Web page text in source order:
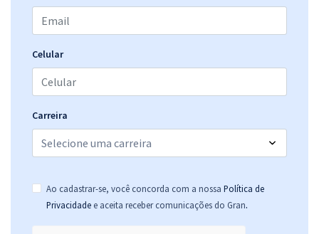
Celular
Carreira
Ao cadastrar-se, você concorda com a nossa Política de
Privacidade e aceita receber comunicações do Gran.